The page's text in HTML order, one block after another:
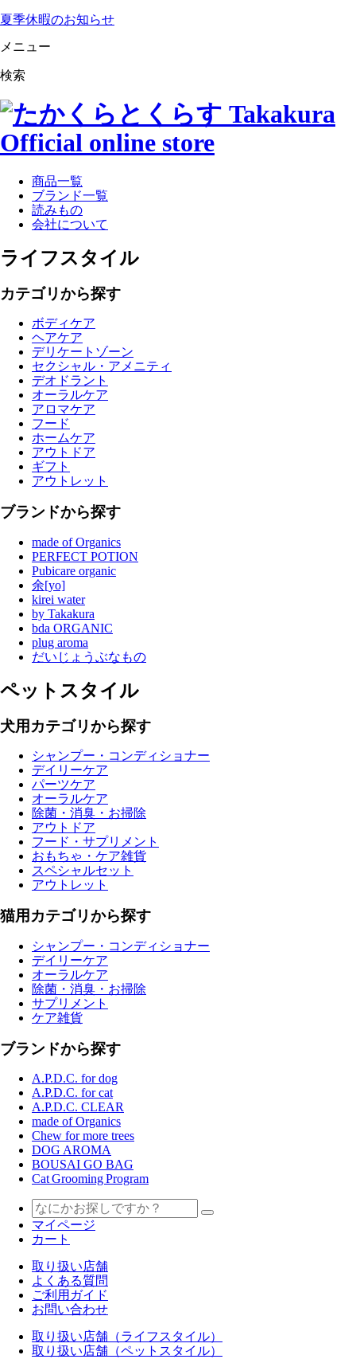
夏季休暇のお知らせ
メニュー
検索
商品一覧
ブランド一覧
読みもの
会社について
ライフスタイル
カテゴリから探す
ボディケア
ヘアケア
デリケートゾーン
セクシャル・アメニティ
デオドラント
オーラルケア
アロマケア
フード
ホームケア
アウトドア
ギフト
アウトレット
ブランドから探す
made of Organics
PERFECT POTION
Pubicare organic
余[yo]
kirei water
by Takakura
bda ORGANIC
plug aroma
だいじょうぶなもの
ペットスタイル
犬用カテゴリから探す
シャンプー・コンディショナー
デイリーケア
パーツケア
オーラルケア
除菌・消臭・お掃除
アウトドア
フード・サプリメント
おもちゃ・ケア雑貨
スペシャルセット
アウトレット
猫用カテゴリから探す
シャンプー・コンディショナー
デイリーケア
オーラルケア
除菌・消臭・お掃除
サプリメント
ケア雑貨
ブランドから探す
A.P.D.C. for dog
A.P.D.C. for cat
A.P.D.C. CLEAR
made of Organics
Chew for more trees
DOG AROMA
BOUSAI GO BAG
Cat Grooming Program
マイページ
カート
取り扱い店舗
よくある質問
ご利用ガイド
お問い合わせ
取り扱い店舗（ライフスタイル）
取り扱い店舗（ペットスタイル）